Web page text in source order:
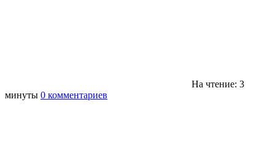
На чтение: 3
минуты 0 комментариев